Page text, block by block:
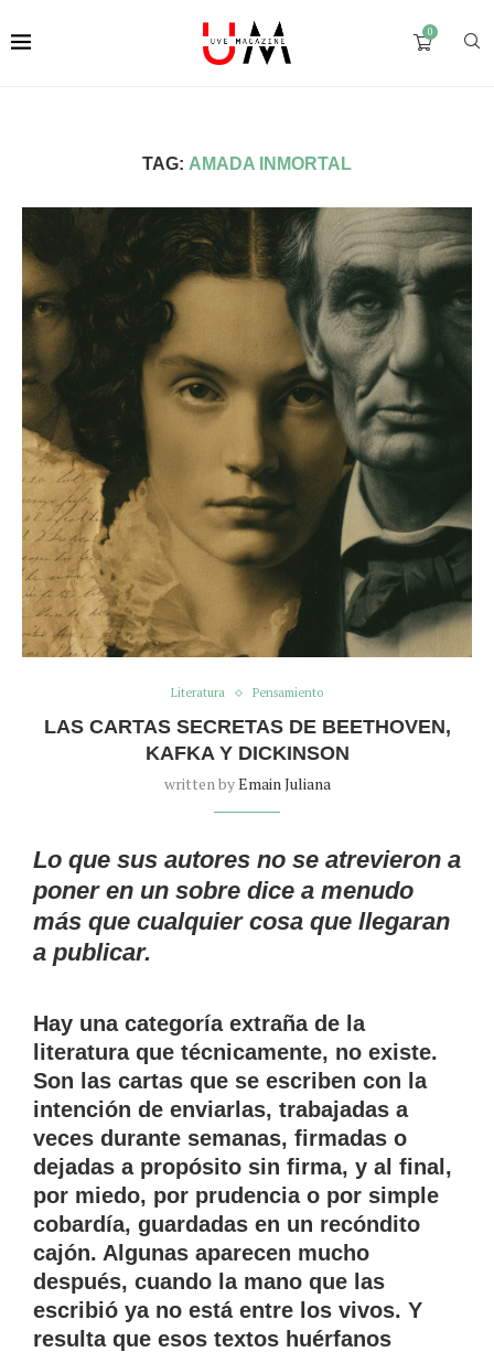
0
TAG: AMADA INMORTAL
Literatura Pensamiento
LAS CARTAS SECRETAS DE BEETHOVEN,
KAFKA Y DICKINSON
written byEmain Juliana
Lo que sus autores no se atrevieron a
poner en un sobre dice a menudo
más que cualquier cosa que llegaran
a publicar.
Hay una categoría extraña de la
literatura que técnicamente, no existe.
Son las cartas que se escriben con la
intención de enviarlas, trabajadas a
veces durante semanas, firmadas o
dejadas a propósito sin firma, y al final,
por miedo, por prudencia o por simple
cobardía, guardadas en un recóndito
cajón. Algunas aparecen mucho
después, cuando la mano que las
escribió ya no está entre los vivos. Y
resulta que esos textos huérfanos